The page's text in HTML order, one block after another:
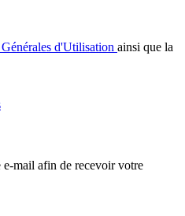
d'Utilisation ainsi que la
e-mail afin de recevoir votre